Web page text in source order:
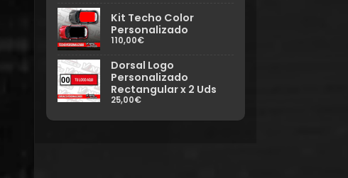
Kit Techo Color
Personalizado
110,00€
Dorsal Logo
Personalizado
Rectangular x 2 Uds
25,00€